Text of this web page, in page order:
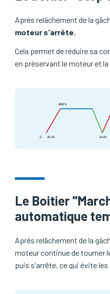
Après relâchement de la
moteur s'arrête.
Cela permet de réduire sa
en préservant le moteur et
Le Boitier
automatique
Après relâchement de la
moteur continue de tourner
puis s'arrête, ce qui évite